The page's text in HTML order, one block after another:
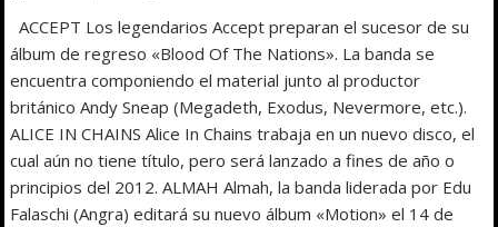
ACCEPT Los legendarios Accept preparan el sucesor de su
álbum de regreso «Blood Of The Nations». La banda se
encuentra componiendo el material junto al productor
británico Andy Sneap (Megadeth, Exodus, Nevermore, etc.).
ALICE IN CHAINS Alice In Chains trabaja en un nuevo disco, el
cual aún no tiene título, pero será lanzado a fines de año o
principios del 2012. ALMAH Almah, la banda liderada por Edu
Falaschi (Angra) editará su nuevo álbum «Motion» el 14 de